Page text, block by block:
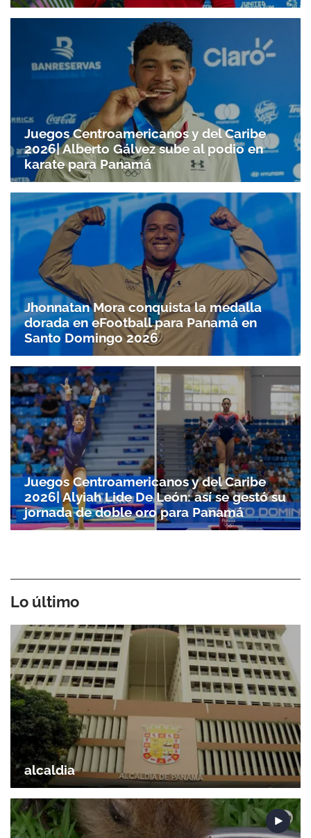
Juegos Centroamericanos y del Caribe
2026| Alberto Gálvez sube al podio en
karate para Panamá
Jhonnatan Mora conquista la medalla
dorada en eFootball para Panamá en
Santo Doming­o 2026
Juegos Centroamericanos y del Caribe
2026| Alyiah Lide De León: así se gestó su
jornada de doble oro para Panamá
Lo último
alcaldia